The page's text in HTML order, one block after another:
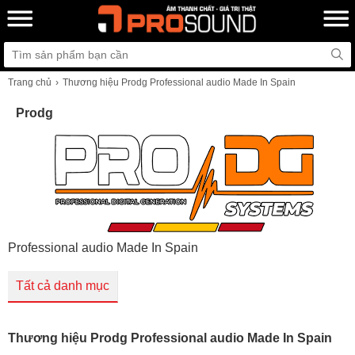
Trang chủ Thương hiệu Prodg Professional audio Made In Spain
Prodg
Professional audio Made In Spain
Tất cả danh mục
Thương hiệu Prodg Professional audio Made In Spain